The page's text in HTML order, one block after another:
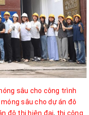
sâu cho công trình
móng sâu cho dự án đô
đô thị hiện đại, thi công